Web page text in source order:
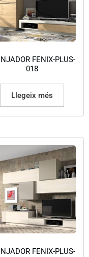
FENIX-PLUS-
018
Llegeix més
FENIX-PLUS-